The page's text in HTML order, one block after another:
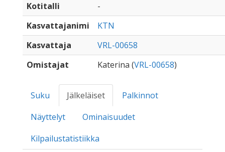
Kotitalli
-
Kasvattajanimi
KTN
Kasvattaja
VRL-00658
Omistajat
Katerina (VRL-00658)
Suku Jälkeläiset
Palkinnot
Näyttelyt
Ominaisuudet
Kilpailustatistiikka